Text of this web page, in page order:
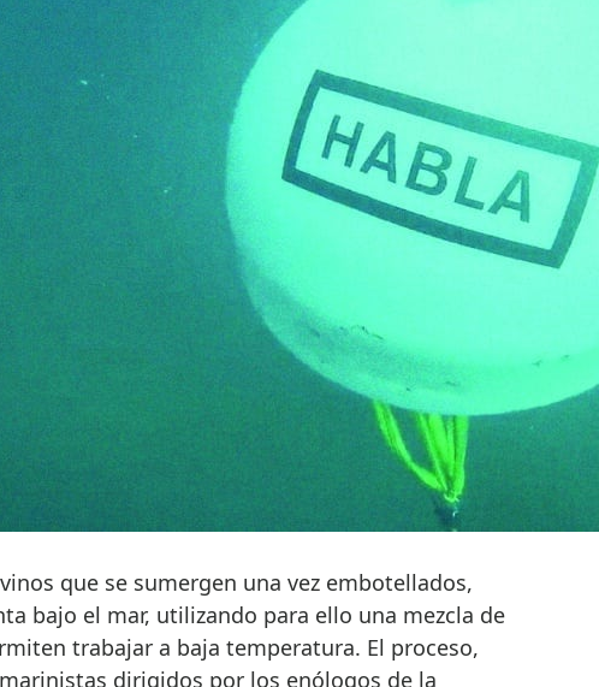
que se sumergen una vez embotellados,
bajo el mar, utilizando para ello una mezcla de
trabajar a baja temperatura. El proceso,
dirigidos por los enólogos de la